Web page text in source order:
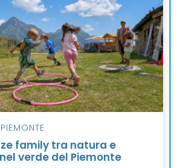
PIEMONTE
family tra natura e
verde del Piemonte